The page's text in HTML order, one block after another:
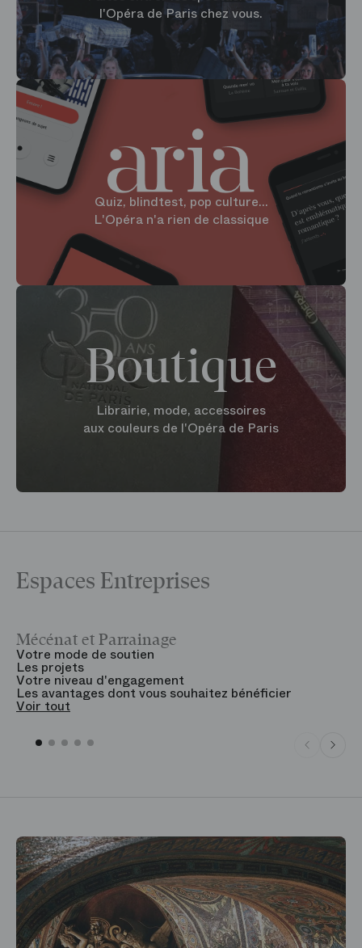
l'Opéra de Paris chez vous.
Quiz, blindtest, pop culture...
L'Opéra n'a rien de classique
Boutique
Librairie, mode, accessoires
aux couleurs de l'Opéra de Paris
Espaces Entreprises
Mécénat et Parrainage
Votre mode de soutien
Les projets
Votre niveau d'engagement
Les avantages dont vous souhaitez bénéficier
Voir tout